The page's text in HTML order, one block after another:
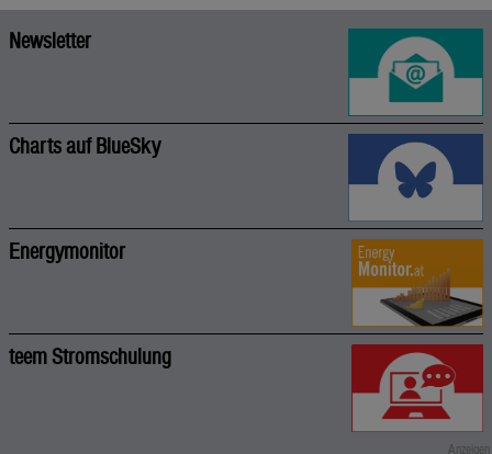
Newsletter
Charts auf BlueSky
Energymonitor
teem Stromschulung